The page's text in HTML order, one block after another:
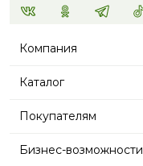
Компания
Каталог
Покупателям
Бизнес-возможности